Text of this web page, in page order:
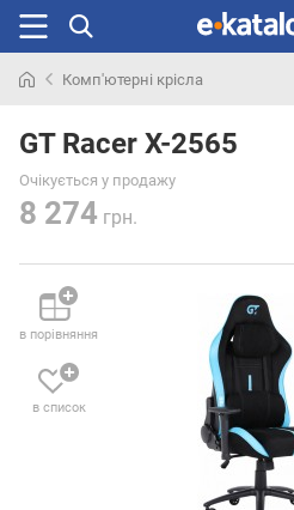
раніше
Комп'ютерні крісла
GT Racer X-2565
Очікується у продажу
8 274 грн.
в порівняння
в список